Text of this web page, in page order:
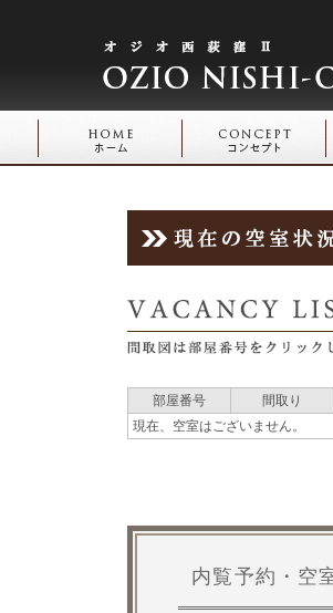
部屋番号 間取り
現在、空室はございません。
内覧予約・空